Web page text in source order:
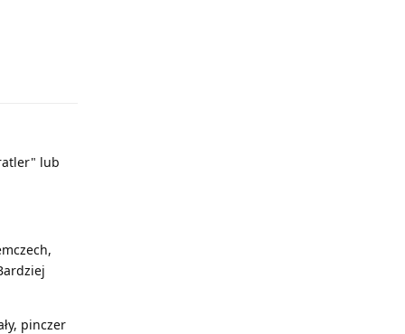
lub
pinczer